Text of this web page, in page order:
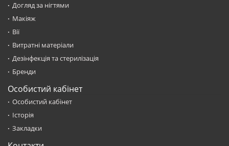
Догляд за нігтями
Макіяж
Вії
Витратні матеріали
Дезінфекція та стерилізація
Бренди
Особистий кабінет
Особистий кабінет
Історія
Закладки